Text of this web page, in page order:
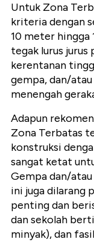
Untuk Zona
kriteria dengan
10 meter hingga
tegak lurus jurus
kerentanan
gempa, dan/
menengah
Adapun
Zona Terbatas
konstruksi
sangat ketat
Gempa dan/atau
ini juga dilarang
penting dan
dan sekolah
minyak), dan